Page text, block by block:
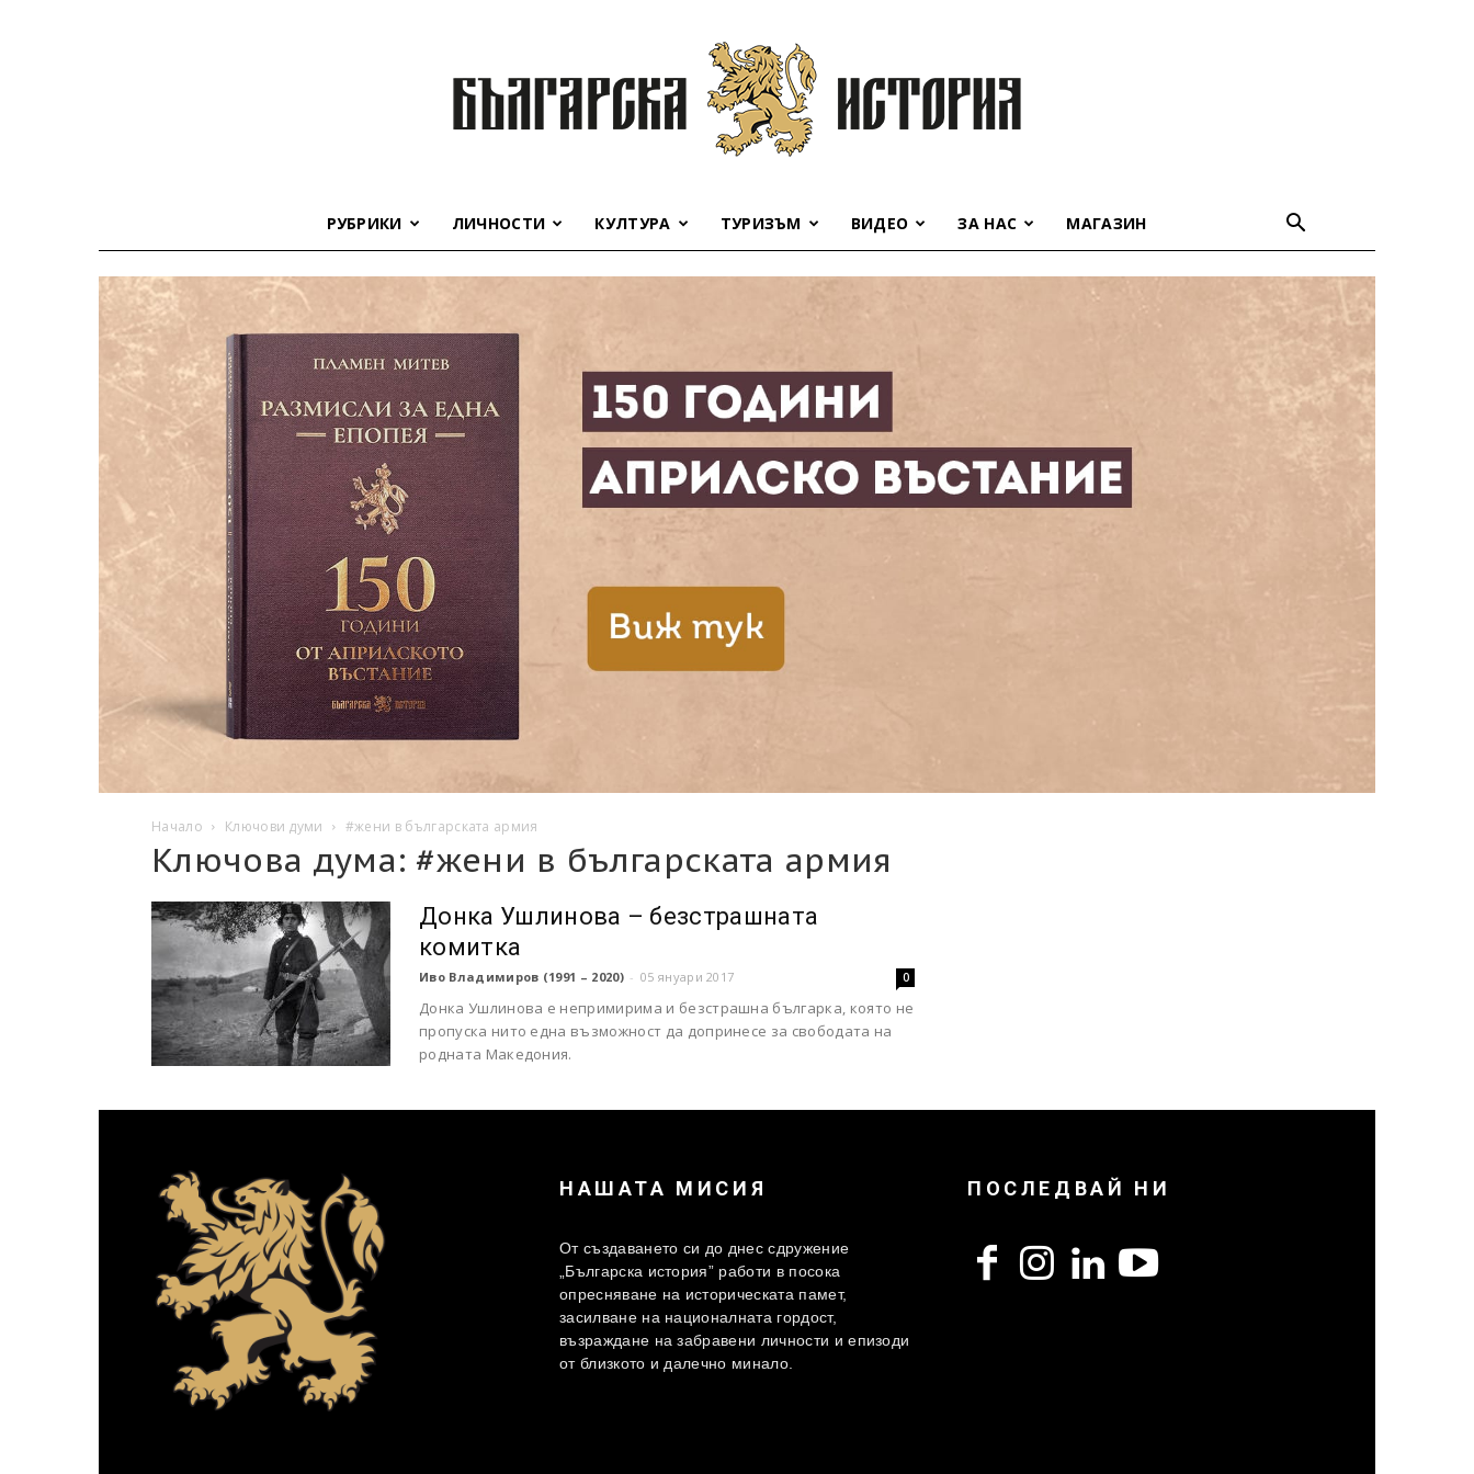
история
РУБРИКИ ЛИЧНОСТИ КУЛТУРА ТУРИЗЪМ ВИДЕО ЗА НАС МАГАЗИН
Начало Ключови думи #жени в българската армия
Ключова дума: #жени в българската армия
Донка Ушлинова – безстрашната
комитка
Иво Владимиров (1991 – 2020) - 05 януари 2017 0
Донка Ушлинова е непримирима и безстрашна българка, която не
пропуска нито една възможност да допринесе за свободата на
родната Македония.
НАШАТА МИСИЯ
От създаването си до днес сдружение
„Българска история” работи в посока
опресняване на историческата памет,
засилване на националната гордост,
възраждане на забравени личности и епизоди
от близкото и далечно минало.
ПОСЛЕДВАЙ НИ